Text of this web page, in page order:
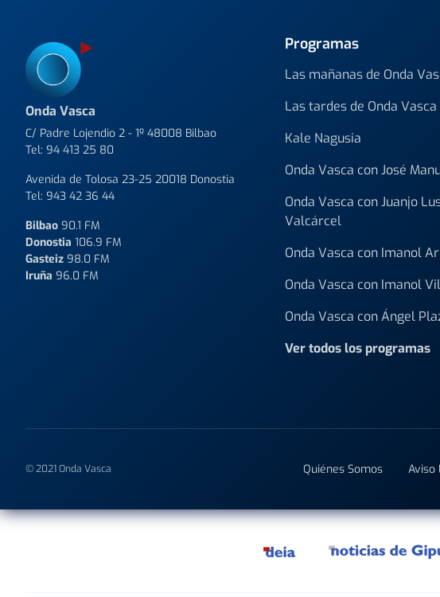
Programas
Las mañanas de Onda
Las tardes de Onda Vasca
Kale Nagusia
Onda Vasca con José
Onda Vasca con Juanjo
Valcárcel
Onda Vasca con Imanol
Onda Vasca con Imanol
Onda Vasca con Ángel
Ver todos los programas
Onda Vasca
C/ Padre Lojendio 2 - 1º 48008 Bilbao
Tel: 94 413 25 80
Avenida de Tolosa 23-25 20018 Donostia
Tel: 943 42 36 44
Bilbao 90.1 FM
Donostia 106.9 FM
Gasteiz 98.0 FM
Iruña 96.0 FM
Quiénes Somos Aviso
© 2021 Onda Vasca